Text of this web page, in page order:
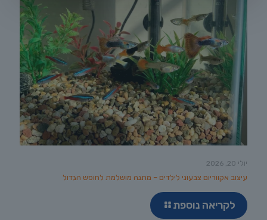
יולי 20, 2026
עיצוב אקווריום צבעוני לילדים – מתנה מושלמת לחופש הגדול
לקריאה נוספת